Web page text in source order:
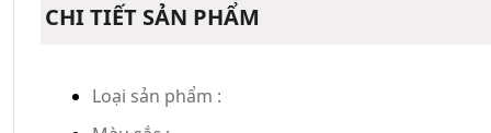
CHI TIẾT SẢN PHẨM
Loại sản phẩm :